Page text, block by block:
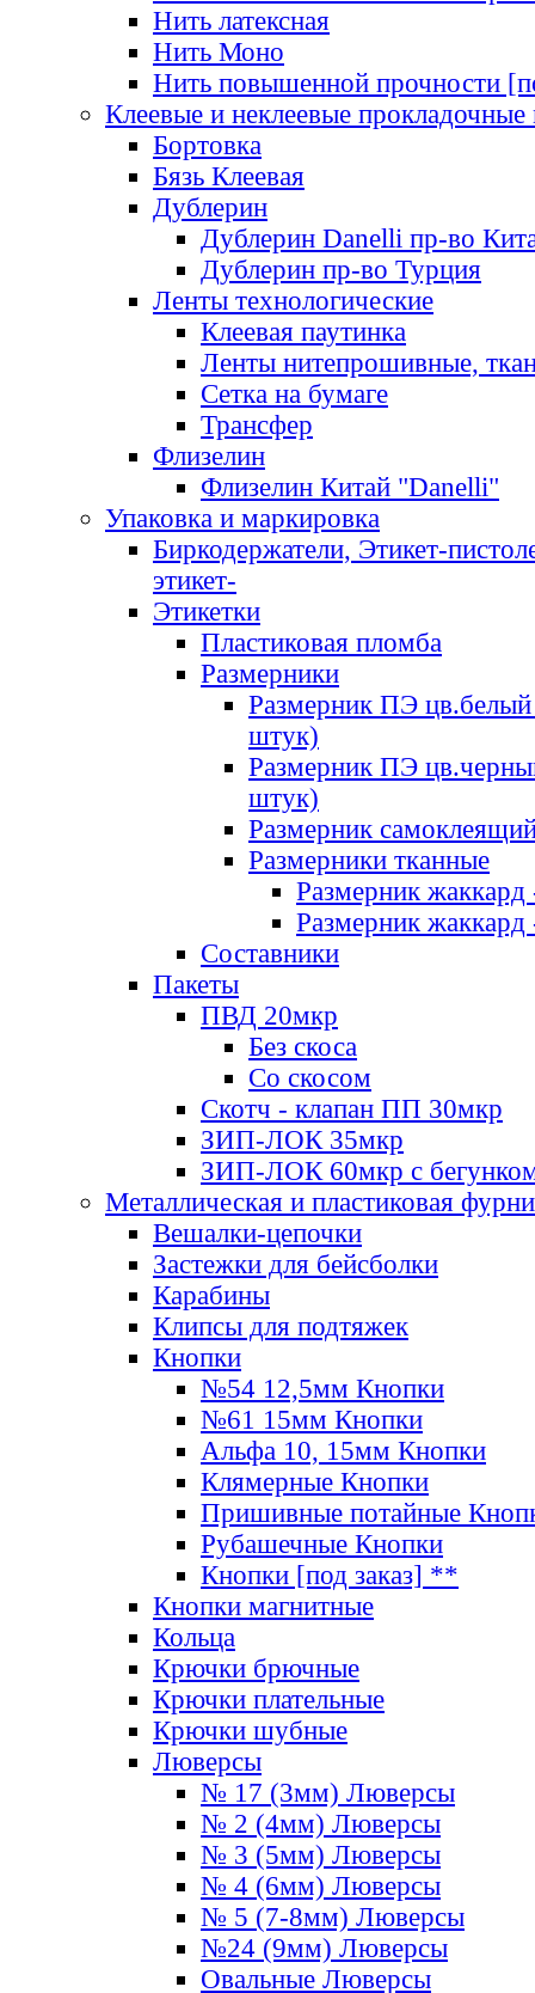
Нить латексная
Нить Моно
Нить повышенной прочности
Клеевые и неклеевые прокладочные
Бортовка
Бязь Клеевая
Дублерин
Дублерин Danelli пр-во
Дублерин пр-во Турция
Ленты технологические
Клеевая паутинка
Ленты нитепрошивные,
Сетка на бумаге
Трансфер
Флизелин
Флизелин Китай "Danelli"
Упаковка и маркировка
Биркодержатели, Этикет-
этикет-
Этикетки
Пластиковая пломба
Размерники
Размерник ПЭ цв.белый
штук)
Размерник ПЭ
штук)
Размерник
Размерники тканные
Размерник
Размерник
Составники
Пакеты
ПВД 20мкр
Без скоса
Со скосом
Скотч - клапан ПП 30мкр
ЗИП-ЛОК 35мкр
ЗИП-ЛОК 60мкр с
Металлическая и пластиковая
Вешалки-цепочки
Застежки для бейсболки
Карабины
Клипсы для подтяжек
Кнопки
№54 12,5мм Кнопки
№61 15мм Кнопки
Альфа 10, 15мм Кнопки
Клямерные Кнопки
Пришивные потайные
Рубашечные Кнопки
Кнопки [под заказ] **
Кнопки магнитные
Кольца
Крючки брючные
Крючки плательные
Крючки шубные
Люверсы
№ 17 (3мм) Люверсы
№ 2 (4мм) Люверсы
№ 3 (5мм) Люверсы
№ 4 (6мм) Люверсы
№ 5 (7-8мм) Люверсы
№24 (9мм) Люверсы
Овальные Люверсы